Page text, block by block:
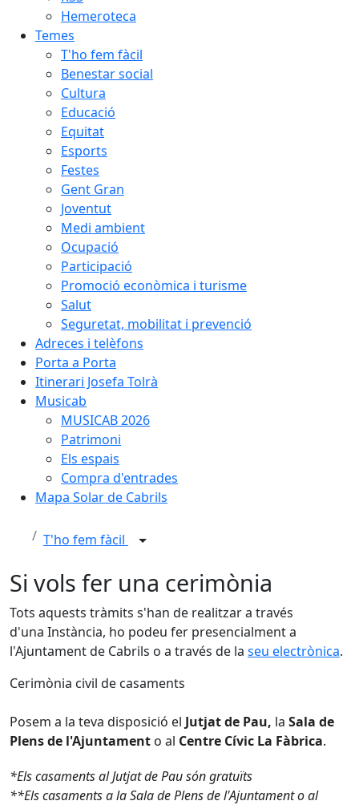
Hemeroteca
Temes
T'ho fem fàcil
Benestar social
Cultura
Educació
Equitat
Esports
Festes
Gent Gran
Joventut
Medi ambient
Ocupació
Participació
Promoció econòmica i turisme
Salut
Seguretat, mobilitat i prevenció
Adreces i telèfons
Porta a Porta
Itinerari Josefa Tolrà
Musicab
MUSICAB 2026
Patrimoni
Els espais
Compra d'entrades
Mapa Solar de Cabrils
T'ho fem fàcil
Si vols fer una cerimònia
Tots aquests tràmits s'han de realitzar a través
d'una Instància, ho podeu fer presencialment a
l'Ajuntament de Cabrils o a través de la seu electrònica.
Cerimònia civil de casaments
Posem a la teva disposició el Jutjat de Pau, la Sala de
Plens de l'Ajuntament o al Centre Cívic La Fàbrica.
*Els casaments al Jutjat de Pau són gratuïts
**Els casaments a la Sala de Plens de l'Ajuntament o al